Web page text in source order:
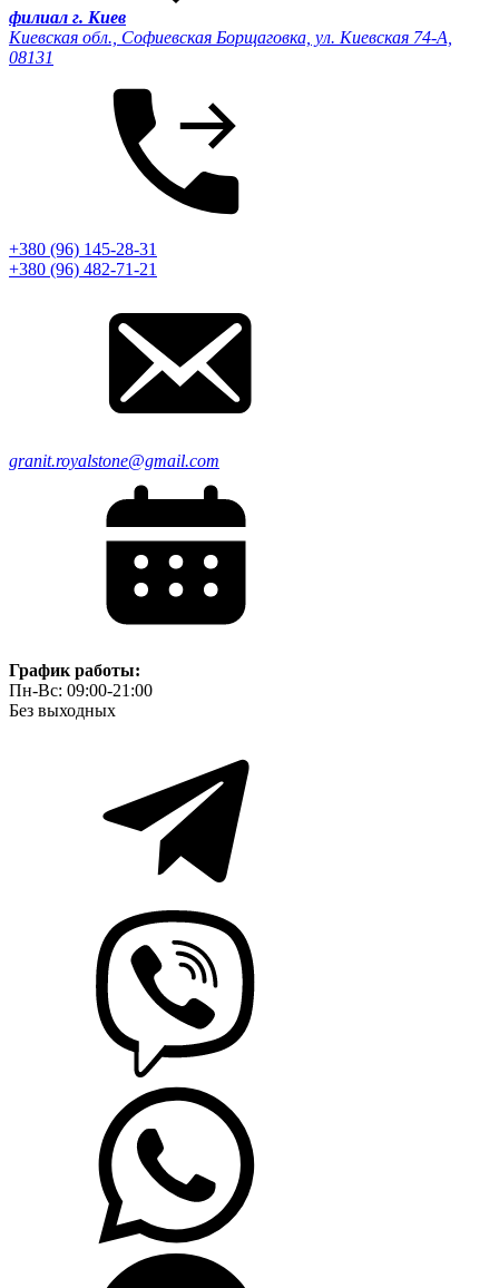
филиал г. Киев
Киевская обл., Софиевская Борщаговка, ул. Киевская 74-А,
08131
+380 (96) 145-28-31
+380 (96) 482-71-21
granit.royalstone@gmail.com
График работы:
Пн-Вс: 09:00-21:00
Без выходных